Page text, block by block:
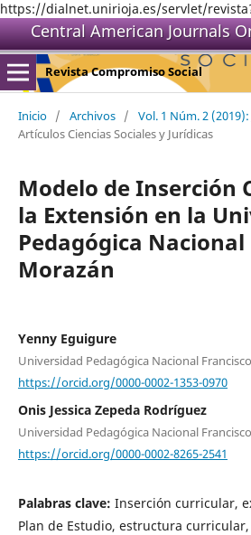
https://dialnet.unirioja.es/servlet/
Central American Journals
Revista Compromiso Social
Inicio / Archivos / Vol. 1 Núm. 2 (2019):
Artículos Ciencias Sociales y Jurídicas
Modelo de Inserción
la Extensión en la
Pedagógica Nacional
Morazán
Yenny Eguigure
Universidad Pedagógica Nacional
https://orcid.org/0000-0002-1353-0970
Onis Jessica Zepeda Rodríguez
Universidad Pedagógica Nacional
https://orcid.org/0000-0002-8265-2541
Palabras clave: Inserción curricular,
Plan de Estudio, estructura